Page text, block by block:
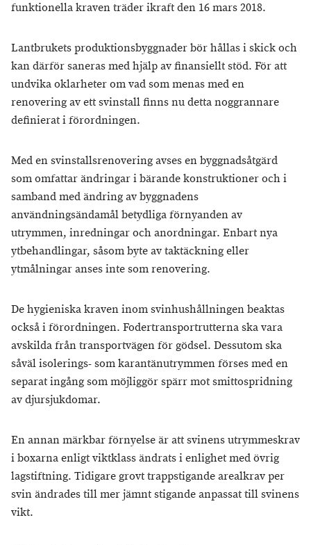
funktionella kraven träder ikraft den 16 mars 2018.
Lantbrukets produktionsbyggnader bör hållas i skick och
kan därför saneras med hjälp av finansiellt stöd. För att
undvika oklarheter om vad som menas med en
renovering av ett svinstall finns nu detta noggrannare
definierat i förordningen.
Med en svinstallsrenovering avses en byggnadsåtgärd
som omfattar ändringar i bärande konstruktioner och i
samband med ändring av byggnadens
användningsändamål betydliga förnyanden av
utrymmen, inredningar och anordningar. Enbart nya
ytbehandlingar, såsom byte av taktäckning eller
ytmålningar anses inte som renovering.
De hygieniska kraven inom svinhushållningen beaktas
också i förordningen. Fodertransportrutterna ska vara
avskilda från transportvägen för gödsel. Dessutom ska
såväl isolerings- som karantänutrymmen förses med en
separat ingång som möjliggör spärr mot smittospridning
av djursjukdomar.
En annan märkbar förnyelse är att svinens utrymmeskrav
i boxarna enligt viktklass ändrats i enlighet med övrig
lagstiftning. Tidigare grovt trappstigande arealkrav per
svin ändrades till mer jämnt stigande anpassat till svinens
vikt.